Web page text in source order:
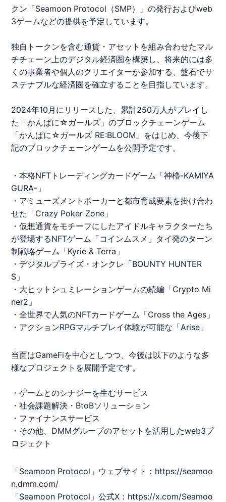
クン「Seamoon Protocol（SMP）」の発行およびweb
3ゲームなどの提供を予定しています。
独自トークンを含む通貨・アセットを組み合わせたマル
チチェーン上のデジタル経済圏を構築し、将来的には多
くの事業者や個人のクリエイターが参加する、盤石でサ
ステナブルな経済圏を確立することを目指しています。
2024年10月にリリースした、累計250万人がプレイし
た「かんぱに☆ガールズ」のブロックチェーンゲーム
「かんぱに☆ガールズ RE:BLOOM」をはじめ、今後下
記のブロックチェーンゲーム を公開予定です。
・本格NFTトレーディングカードゲーム「神櫓-KAMIYA
GURA-」
・アミューズメントポーカーと都市育成要素を掛け合わ
せた「Crazy Poker Zone」
・仮想通貨をモチーフにしたアイドルキャラクターたち
が登場するNFTゲーム「コインムスメ」タイ発のターン
制戦略ゲーム「Kyrie & Terra」
・デジタルプライズ・オンクレ「BOUNTY HUNTER
S」
・大ヒットシュミレーションゲームの続編「Crypto Mi
ner2」
・全世界で人気のNFTカードゲーム「Cross the Ages」
・アクションRPGマルチプレイ体験が可能な「Arise」
当面はGameFiを中心としつつ、今後は以下のような多
様なプロジェクトを展開予定です。
・ゲームとのシナジーを生むサービス
・社会課題解決・BtoBソリューション
・ファイナンスサービス
・その他、DMMグループのアセットを活用したweb3プ
ロジェクト
「Seamoon Protocol」ウェブサイト： https://seamoo
n.dmm.com/
「Seamoon Protocol」公式X： https://x.com/Seamoo